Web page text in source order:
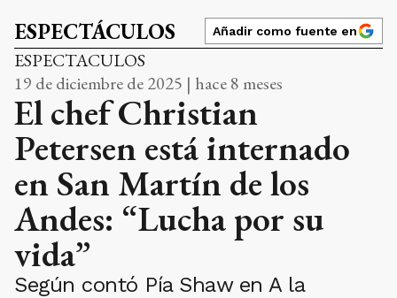
ESPECTÁCULOS Añadir como fuente en
ESPECTACULOS
19 de diciembre de 2025 | hace 8 meses
El chef Christian
Petersen está internado
en San Martín de los
Andes: “Lucha por su
vida”
Según contó Pía Shaw en A la